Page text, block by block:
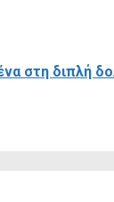
στη διπλή